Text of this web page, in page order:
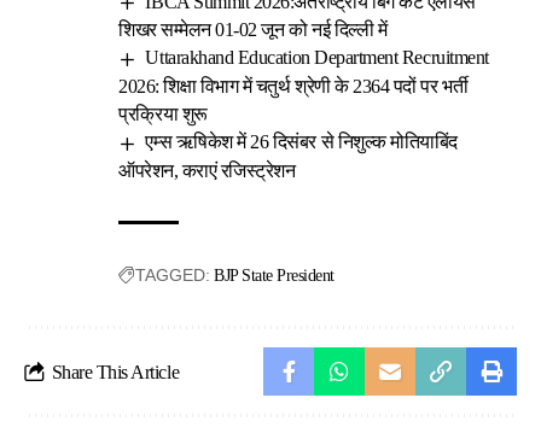
शिखर सम्मेलन 01-02 जून को नई दिल्ली में
Uttarakhand Education Department Recruitment
2026: शिक्षा विभाग में चतुर्थ श्रेणी के 2364 पदों पर भर्ती
प्रक्रिया शुरू
एम्स ऋषिकेश में 26 दिसंबर से निशुल्क मोतियाबिंद
ऑपरेशन, कराएं रजिस्ट्रेशन
TAGGED: BJP State President
Share This Article